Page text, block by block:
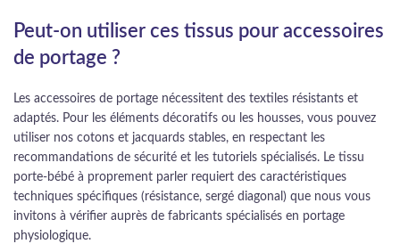
Peut-on utiliser ces tissus pour accessoires
de portage ?
Les accessoires de portage nécessitent des textiles résistants et
adaptés. Pour les éléments décoratifs ou les housses, vous pouvez
utiliser nos cotons et jacquards stables, en respectant les
recommandations de sécurité et les tutoriels spécialisés. Le tissu
porte-bébé à proprement parler requiert des caractéristiques
techniques spécifiques (résistance, sergé diagonal) que nous vous
invitons à vérifier auprès de fabricants spécialisés en portage
physiologique.